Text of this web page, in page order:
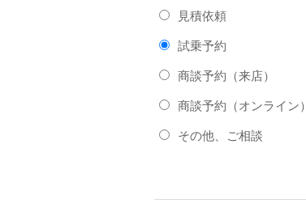
見積依頼
試乗予約
商談予約（来店）
商談予約（オンライン）
その他、ご相談